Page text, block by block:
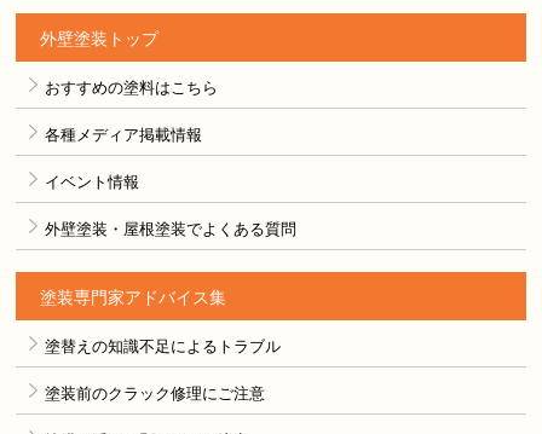
外壁塗装トップ
おすすめの塗料はこちら
各種メディア掲載情報
イベント情報
外壁塗装・屋根塗装でよくある質問
塗装専門家アドバイス集
塗替えの知識不足によるトラブル
塗装前のクラック修理にご注意